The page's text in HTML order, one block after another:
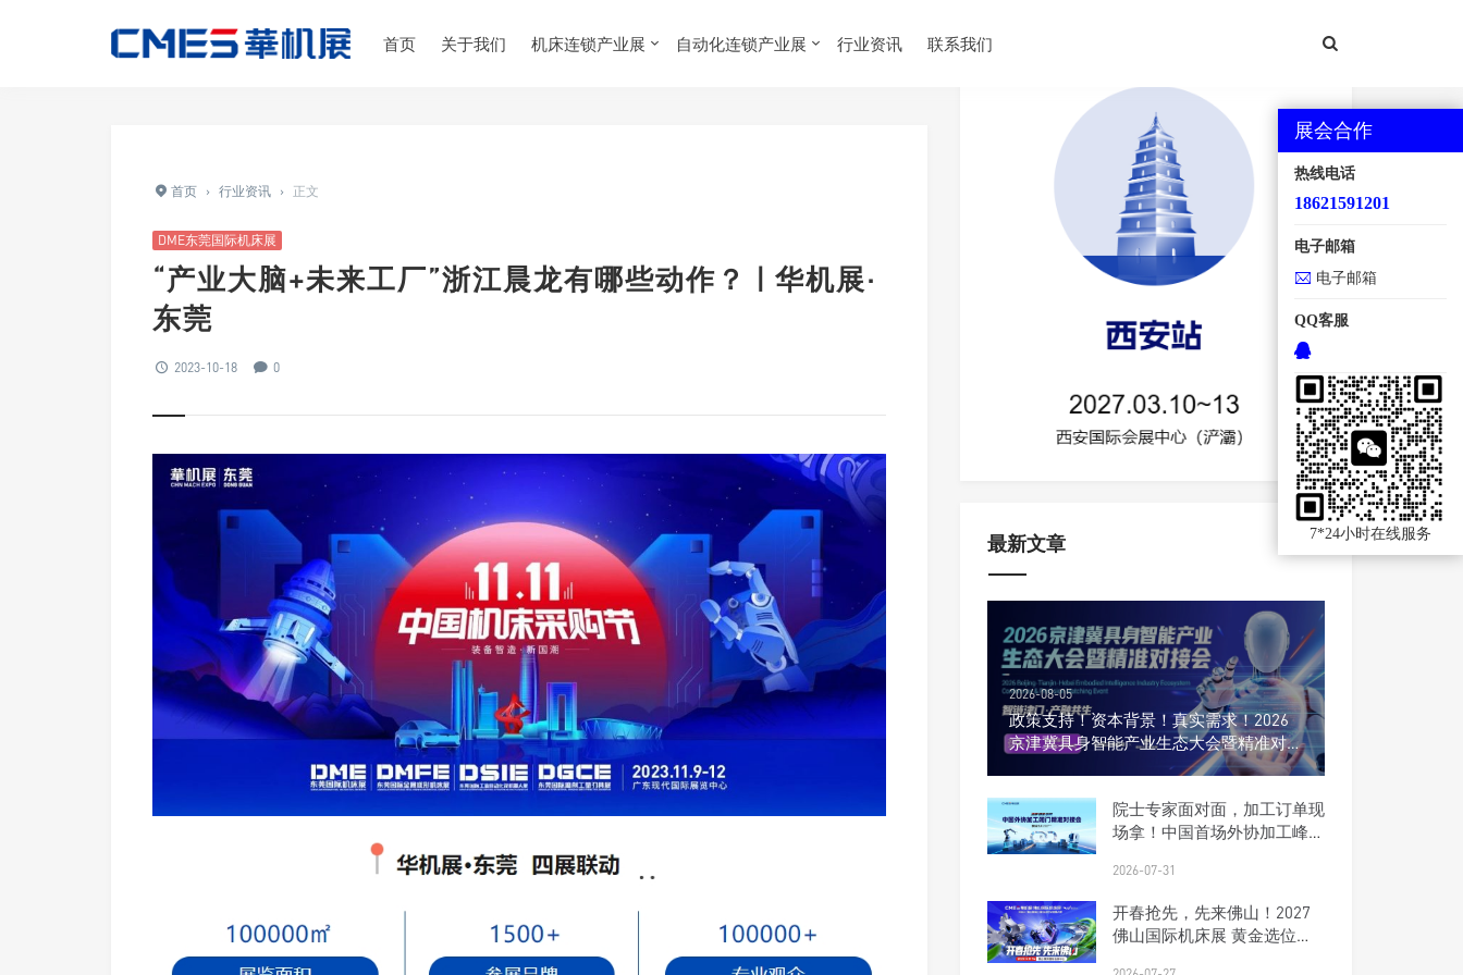
首页 关于我们 机床连锁产业展 自动化连锁产业展 行业资讯 联系我们
首页 › 行业资讯 › 正文
DME东莞国际机床展
“产业大脑+未来工厂”浙江晨龙有哪些动作？ | 华机展·
东莞
2023-10-18 0
地点：西安国际会展中心【浐灞
最新文章
2026-08-05
政策支持！资本背景！真实需求！2026
京津冀具身智能产业生态大会暨精准对接
院士专家面对面，加工订单现
场拿！中国首场外协加工峰会
2026-07-31
开春抢先，先来佛山！2027
佛山国际机床展 黄金选位正
展会合作
热线电话
18621591201
电子邮箱
电子邮箱
QQ客服
7*24小时在线服务